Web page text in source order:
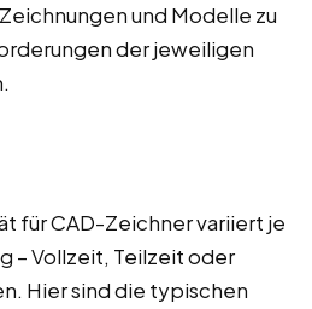
und Modelle zu
der jeweiligen
für CAD-Zeichner variiert je
– Vollzeit, Teilzeit oder
Hier sind die typischen